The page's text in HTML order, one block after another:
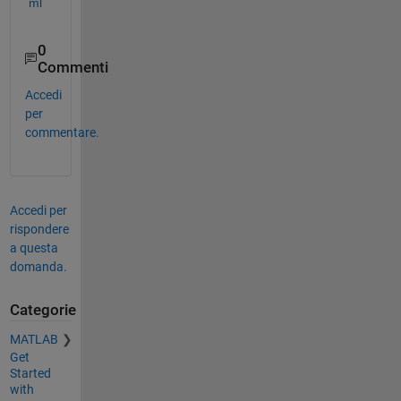
0
Commenti
Accedi
per
commentare.
Accedi per
rispondere
a questa
domanda.
Categorie
MATLAB
Get
Started
with